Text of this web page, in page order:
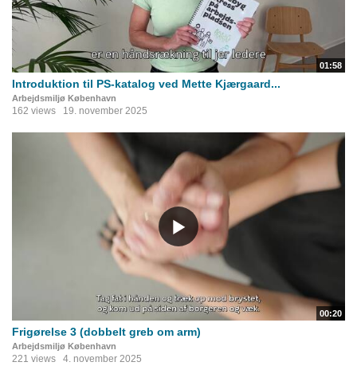
01:58
Introduktion til PS-katalog ved Mette Kjærgaard...
Arbejdsmiljø København
162 views 19. november 2025
00:20
Frigørelse 3 (dobbelt greb om arm)
Arbejdsmiljø København
221 views 4. november 2025